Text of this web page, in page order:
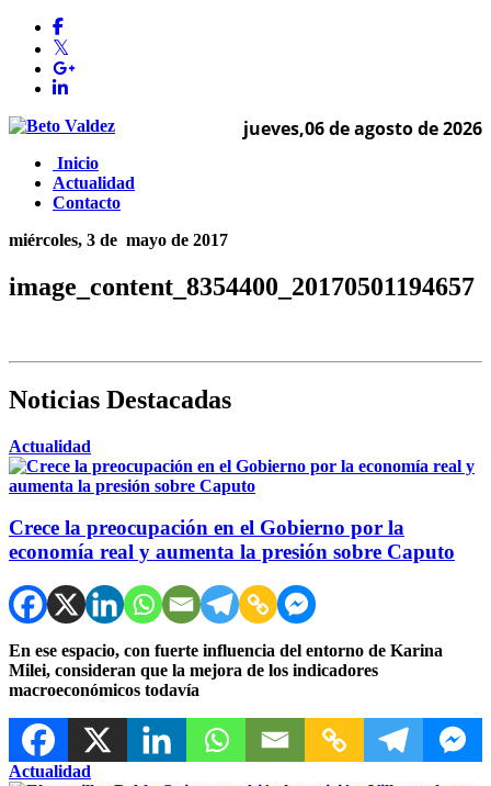
jueves,06 de agosto de 2026
Inicio
Actualidad
Contacto
miércoles, 3 de mayo de 2017
image_content_8354400_20170501194657
Noticias Destacadas
Actualidad
Crece la preocupación en el Gobierno por la
economía real y aumenta la presión sobre Caputo
En ese espacio, con fuerte influencia del entorno de Karina
Milei, consideran que la mejora de los indicadores
macroeconómicos todavía
Actualidad